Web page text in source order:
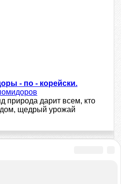
- по - корейски.
природа дарит всем, кто
щедрый урожай